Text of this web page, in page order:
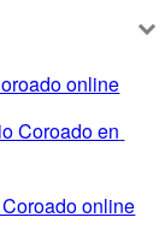
online
Coroado en
online